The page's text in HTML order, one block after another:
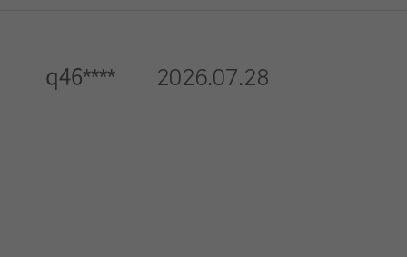
q46**** 2026.07.28